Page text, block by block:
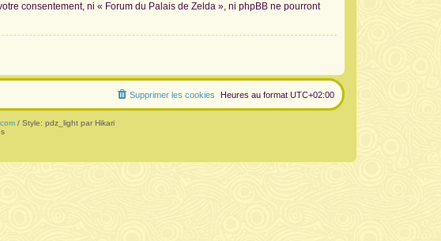
consentement, ni « Forum du Palais de Zelda », ni phpBB ne pourront
Heures au format UTC+02:00
Supprimer les cookies
/ Style: pdz_light par Hikari